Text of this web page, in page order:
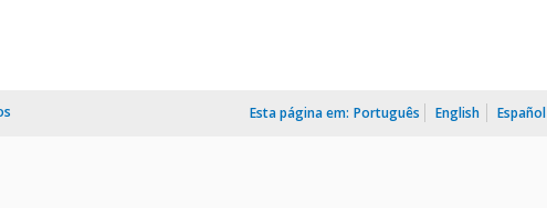
Esta página em: Português English Español